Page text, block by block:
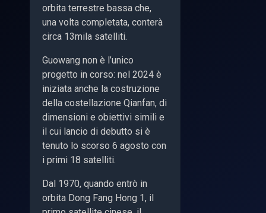
orbita terrestre bassa che,
una volta completata, conterà
circa 13mila satelliti.
Guowang non è l’unico
progetto in corso: nel 2024 è
iniziata anche la costruzione
della costellazione Qianfan, di
dimensioni e obiettivi simili e
il cui lancio di debutto si è
tenuto lo scorso 6 agosto con
i primi 18 satelliti.
Dal 1970, quando entrò in
orbita Dong Fang Hong 1, il